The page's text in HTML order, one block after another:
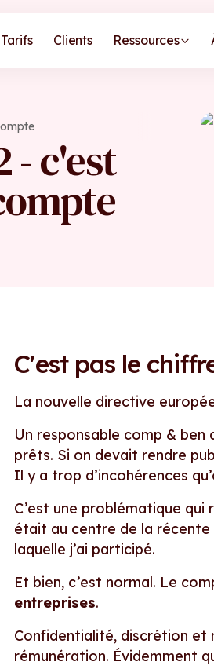
Tarifs Clients Ressources
- c'est
C'est pas le
La nouvelle directive
Un responsable comp & ben
prêts. Si on devait rendre
Il y a trop d’incohérences
C’est une problématique
était au centre de la récente
laquelle j’ai participé.
Et bien, c’est normal. Le
entreprises.
Confidentialité, discrétion et
rémunération. Évidemment